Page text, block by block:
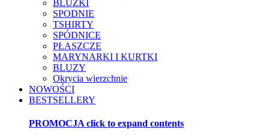
BLUZKI
SPODNIE
TSHIRTY
SPÓDNICE
PŁASZCZE
MARYNARKI I KURTKI
BLUZY
Okrycia wierzchnie
NOWOŚCI
BESTSELLERY
PROMOCJA click to expand contents